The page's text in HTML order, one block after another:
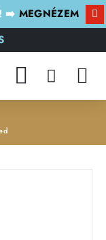
➡️ MEGNÉZEM